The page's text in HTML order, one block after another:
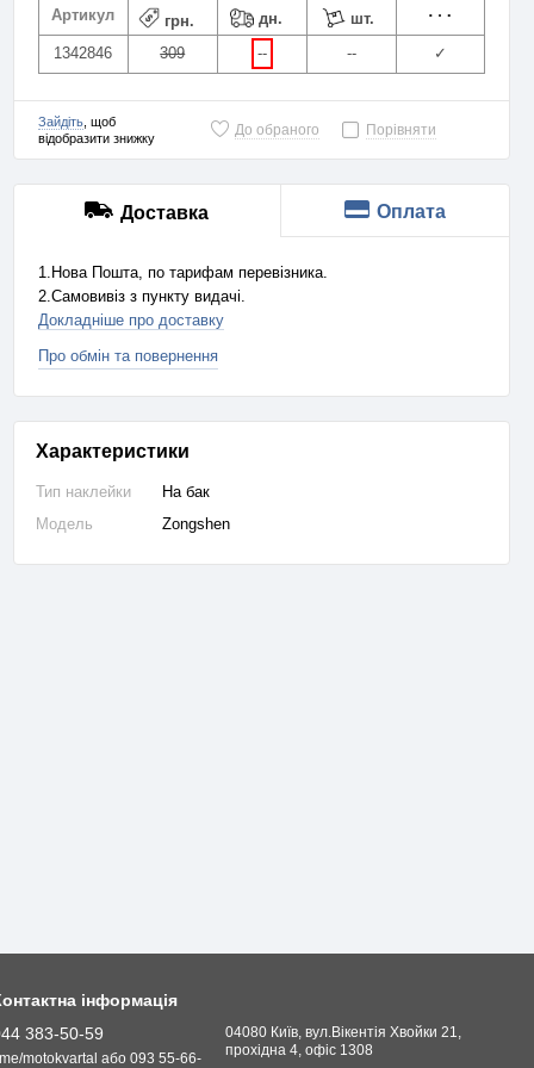
Артикул грн. дн.
шт.
1342846
309 -- -- ✓
Зайдіть, щоб
відобразити знижку
До обраного Порівняти
Доставка Оплата
1.Нова Пошта, по тарифам перевізника.
2.Самовивіз з пункту видачі.
Докладніше про доставку
Про обмін та повернення
Характеристики
Тип наклейки
На бак
Модель
Zongshen
інформація
383-50-59
motokvartal або 093 55-66-
04080 Київ, вул.Вікентія Хвойки 21,
прохідна 4, офіс 1308